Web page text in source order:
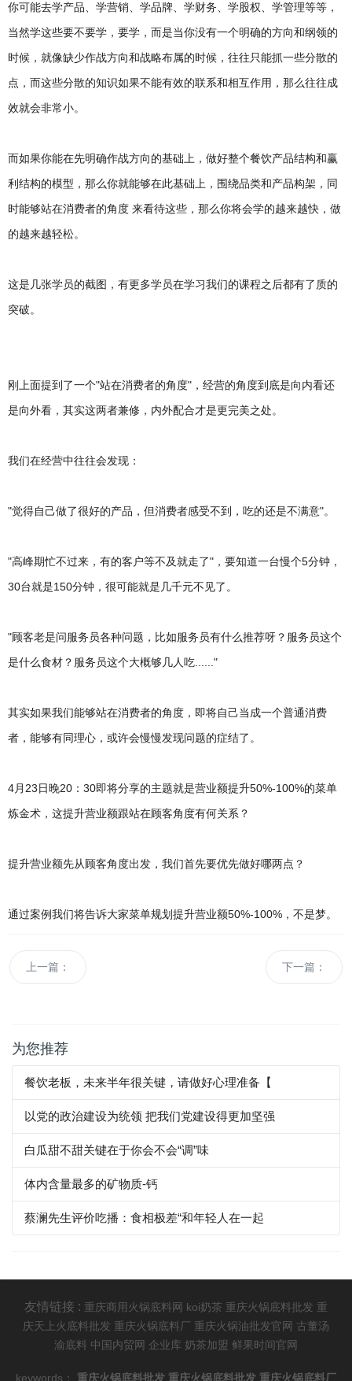
你可能去学产品、学营销、学品牌、学财务、学股权、学管理等等，
当然学这些要不要学，要学，而是当你没有一个明确的方向和纲领的
时候，就像缺少作战方向和战略布属的时候，往往只能抓一些分散的
点，而这些分散的知识如果不能有效的联系和相互作用，那么往往成
效就会非常小。
而如果你能在先明确作战方向的基础上，做好整个餐饮产品结构和赢
利结构的模型，那么你就能够在此基础上，围绕品类和产品构架，同
时能够站在消费者的角度 来看待这些，那么你将会学的越来越快，做
的越来越轻松。
这是几张学员的截图，有更多学员在学习我们的课程之后都有了质的
突破。
刚上面提到了一个"站在消费者的角度"，经营的角度到底是向内看还
是向外看，其实这两者兼修，内外配合才是更完美之处。
我们在经营中往往会发现：
"觉得自己做了很好的产品，但消费者感受不到，吃的还是不满意"。
"高峰期忙不过来，有的客户等不及就走了"，要知道一台慢个5分钟，
30台就是150分钟，很可能就是几千元不见了。
"顾客老是问服务员各种问题，比如服务员有什么推荐呀？服务员这个
是什么食材？服务员这个大概够几人吃......"
其实如果我们能够站在消费者的角度，即将自己当成一个普通消费
者，能够有同理心，或许会慢慢发现问题的症结了。
4月23日晚20：30即将分享的主题就是营业额提升50%-100%的菜单
炼金术，这提升营业额跟站在顾客角度有何关系？
提升营业额先从顾客角度出发，我们首先要优先做好哪两点？
通过案例我们将告诉大家菜单规划提升营业额50%-100%，不是梦。
上一篇： 下一篇：
为您推荐
餐饮老板，未来半年很关键，请做好心理准备【
以党的政治建设为统领 把我们党建设得更加坚强
白瓜甜不甜关键在于你会不会“调”味
体内含量最多的矿物质-钙
蔡澜先生评价吃播：食相极差“和年轻人在一起
友情链接 : 重庆商用火锅底料网 koi奶茶 重庆火锅底料批发 重
庆天上火底料批发 重庆火锅底料厂 重庆火锅油批发官网 古董汤
渝底料 中国内贸网 企业库 奶茶加盟 鲜果时间官网
keywords： 重庆火锅底料批发 重庆火锅底料批发 重庆火锅底料厂